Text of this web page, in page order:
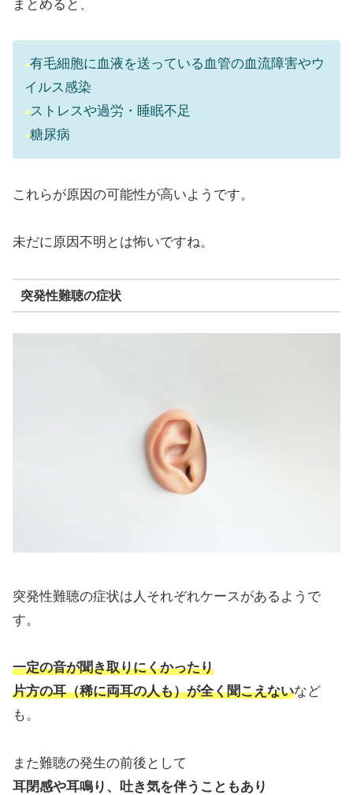
まとめると、
●有毛細胞に血液を送っている血管の血流障害やウ
イルス感染
●ストレスや過労・睡眠不足
●糖尿病
これらが原因の可能性が高いようです。
未だに原因不明とは怖いですね。
突発性難聴の症状
突発性難聴の症状は人それぞれケースがあるようで
す。
一定の音が聞き取りにくかったり
片方の耳（稀に両耳の人も）が全く聞こえないなど
も。
また難聴の発生の前後として
耳閉感や耳鳴り、吐き気を伴うこともあり